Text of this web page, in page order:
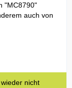
"MC8790"
auch von
nicht